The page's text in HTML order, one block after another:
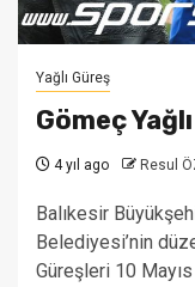
Yağlı Güreş
Gömeç
4 yıl ago Resul
Balıkesir
Belediyesi’nin
Güreşleri 10